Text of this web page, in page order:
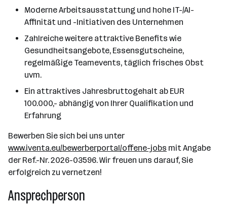
Moderne Arbeitsausstattung und hohe IT-/AI-
Affinität und -Initiativen des Unternehmen
Zahlreiche weitere attraktive Benefits wie
Gesundheitsangebote, Essensgutscheine,
regelmäßige Teamevents, täglich frisches Obst
uvm.
Ein attraktives Jahresbruttogehalt ab EUR
100.000,- abhängig von Ihrer Qualifikation und
Erfahrung
Bewerben Sie sich bei uns unter
www.iventa.eu/bewerberportal/offene-jobs mit Angabe
der Ref.-Nr. 2026-03596. Wir freuen uns darauf, Sie
erfolgreich zu vernetzen!
Ansprechperson